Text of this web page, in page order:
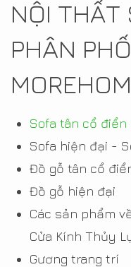
NỘI THẤT
PHÂN
Sofa tân cổ điển
Sofa hiện đại -
Đồ gỗ tân cổ
Đồ gỗ hiện đại
Các sản phẩm
Cửa Kính Thủy
Gương trang trí